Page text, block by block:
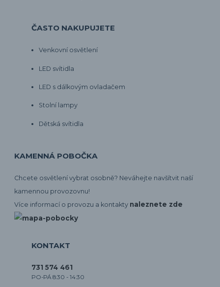
ČASTO NAKUPUJETE
Venkovní osvětlení
LED svítidla
LED s dálkovým ovladačem
Stolní lampy
Dětská svítidla
KAMENNÁ POBOČKA
Chcete osvětlení vybrat osobně? Neváhejte navšítvit naší
kamennou provozovnu!
Více informací o provozu a kontakty naleznete zde
KONTAKT
731 574 461
PO-PÁ 8:30 - 14:30